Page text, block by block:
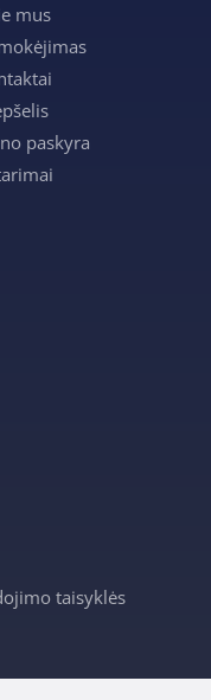
mus
paskyra
taisyklės